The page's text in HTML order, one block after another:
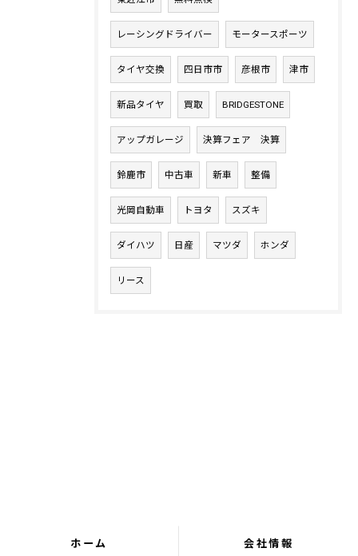
レーシングドライバー モータースポーツ
タイヤ交換 四日市市 彦根市 津市
新品タイヤ 買取 BRIDGESTONE
アップガレージ 決算フェア 決算
鈴鹿市 中古車 新車 整備
光岡自動車 トヨタ スズキ
ダイハツ 日産 マツダ ホンダ
リース
ホーム 会社情報